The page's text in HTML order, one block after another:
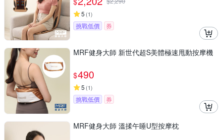
5 (1)
挑戰低價 券
MRF健身大師 新世代超S美體極速甩動按摩機
$490
5 (1)
挑戰低價 券
MRF健身大師 溫揉午睡U型按摩枕